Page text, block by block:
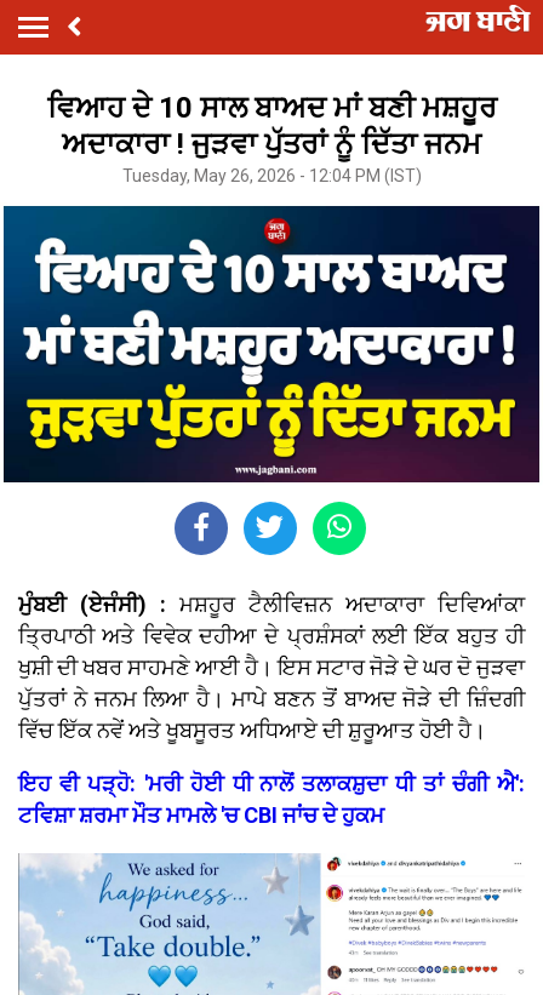
ਵਿਆਹ ਦੇ 10 ਸਾਲ ਬਾਅਦ ਮਾਂ ਬਣੀ ਮਸ਼ਹੂਰ
ਅਦਾਕਾਰਾ ! ਜੁੜਵਾ ਪੁੱਤਰਾਂ ਨੂੰ ਦਿੱਤਾ ਜਨਮ
Tuesday, May 26, 2026 - 12:04 PM (IST)
ਮੁੰਬਈ (ਏਜੰਸੀ) : ਮਸ਼ਹੂਰ ਟੈਲੀਵਿਜ਼ਨ ਅਦਾਕਾਰਾ ਦਿਵਿਆਂਕਾ
ਤ੍ਰਿਪਾਠੀ ਅਤੇ ਵਿਵੇਕ ਦਹੀਆ ਦੇ ਪ੍ਰਸ਼ੰਸਕਾਂ ਲਈ ਇੱਕ ਬਹੁਤ ਹੀ
ਖੁਸ਼ੀ ਦੀ ਖਬਰ ਸਾਹਮਣੇ ਆਈ ਹੈ। ਇਸ ਸਟਾਰ ਜੋੜੇ ਦੇ ਘਰ ਦੋ ਜੁੜਵਾ
ਪੁੱਤਰਾਂ ਨੇ ਜਨਮ ਲਿਆ ਹੈ। ਮਾਪੇ ਬਣਨ ਤੋਂ ਬਾਅਦ ਜੋੜੇ ਦੀ ਜ਼ਿੰਦਗੀ
ਵਿੱਚ ਇੱਕ ਨਵੇਂ ਅਤੇ ਖੂਬਸੂਰਤ ਅਧਿਆਏ ਦੀ ਸ਼ੁਰੂਆਤ ਹੋਈ ਹੈ।
ਇਹ ਵੀ ਪੜ੍ਹੋ: 'ਮਰੀ ਹੋਈ ਧੀ ਨਾਲੋਂ ਤਲਾਕਸ਼ੁਦਾ ਧੀ ਤਾਂ ਚੰਗੀ ਐ':
ਟਵਿਸ਼ਾ ਸ਼ਰਮਾ ਮੌਤ ਮਾਮਲੇ 'ਚ CBI ਜਾਂਚ ਦੇ ਹੁਕਮ